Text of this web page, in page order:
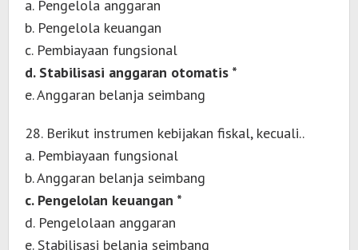
a. Pengelola anggaran
b. Pengelola keuangan
c. Pembiayaan fungsional
d. Stabilisasi anggaran otomatis *
e. Anggaran belanja seimbang
28. Berikut instrumen kebijakan fiskal, kecuali..
a. Pembiayaan fungsional
b. Anggaran belanja seimbang
c. Pengelolan keuangan *
d. Pengelolaan anggaran
e. Stabilisasi belanja seimbang